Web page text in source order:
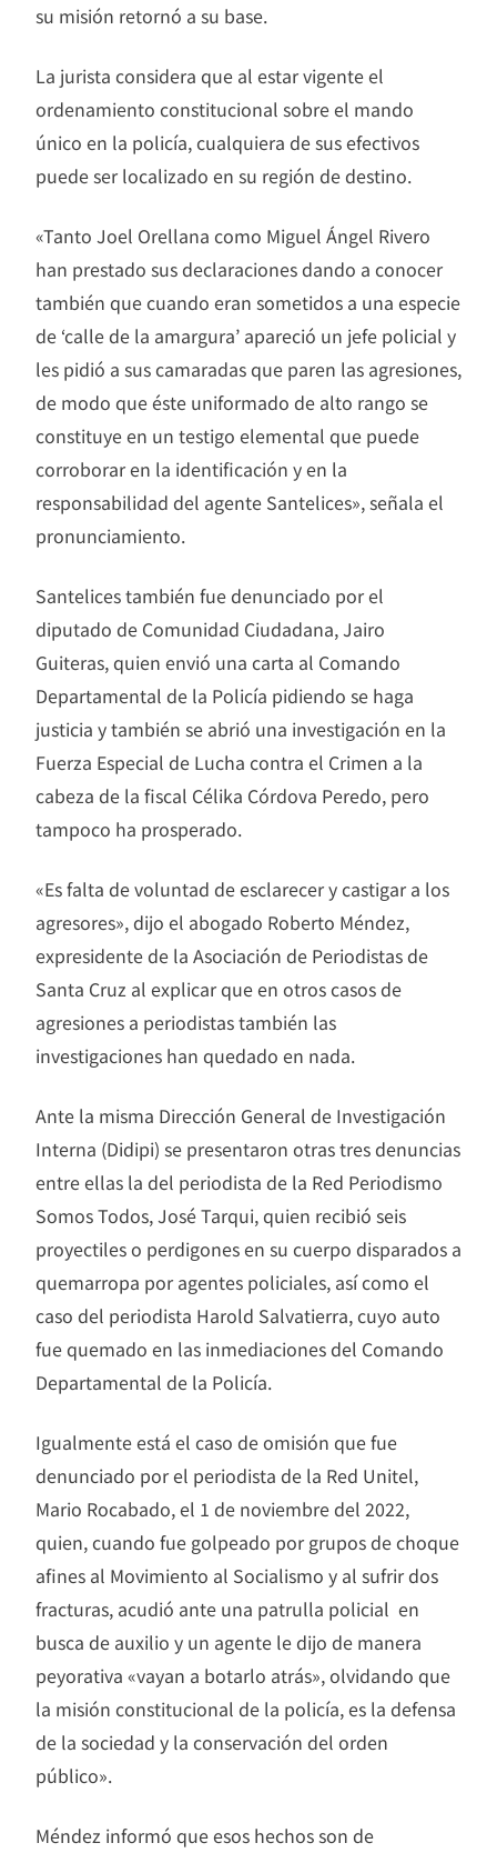
su misión retornó a su base.
La jurista considera que al estar vigente el
ordenamiento constitucional sobre el mando
único en la policía, cualquiera de sus efectivos
puede ser localizado en su región de destino.
«Tanto Joel Orellana como Miguel Ángel Rivero
han prestado sus declaraciones dando a conocer
también que cuando eran sometidos a una especie
de ‘calle de la amargura’ apareció un jefe policial y
les pidió a sus camaradas que paren las agresiones,
de modo que éste uniformado de alto rango se
constituye en un testigo elemental que puede
corroborar en la identificación y en la
responsabilidad del agente Santelices», señala el
pronunciamiento.
Santelices también fue denunciado por el
diputado de Comunidad Ciudadana, Jairo
Guiteras, quien envió una carta al Comando
Departamental de la Policía pidiendo se haga
justicia y también se abrió una investigación en la
Fuerza Especial de Lucha contra el Crimen a la
cabeza de la fiscal Célika Córdova Peredo, pero
tampoco ha prosperado.
«Es falta de voluntad de esclarecer y castigar a los
agresores», dijo el abogado Roberto Méndez,
expresidente de la Asociación de Periodistas de
Santa Cruz al explicar que en otros casos de
agresiones a periodistas también las
investigaciones han quedado en nada.
Ante la misma Dirección General de Investigación
Interna (Didipi) se presentaron otras tres denuncias
entre ellas la del periodista de la Red Periodismo
Somos Todos, José Tarqui, quien recibió seis
proyectiles o perdigones en su cuerpo disparados a
quemarropa por agentes policiales, así como el
caso del periodista Harold Salvatierra, cuyo auto
fue quemado en las inmediaciones del Comando
Departamental de la Policía.
Igualmente está el caso de omisión que fue
denunciado por el periodista de la Red Unitel,
Mario Rocabado, el 1 de noviembre del 2022,
quien, cuando fue golpeado por grupos de choque
afines al Movimiento al Socialismo y al sufrir dos
fracturas, acudió ante una patrulla policial en
busca de auxilio y un agente le dijo de manera
peyorativa «vayan a botarlo atrás», olvidando que
la misión constitucional de la policía, es la defensa
de la sociedad y la conservación del orden
público».
Méndez informó que esos hechos son de